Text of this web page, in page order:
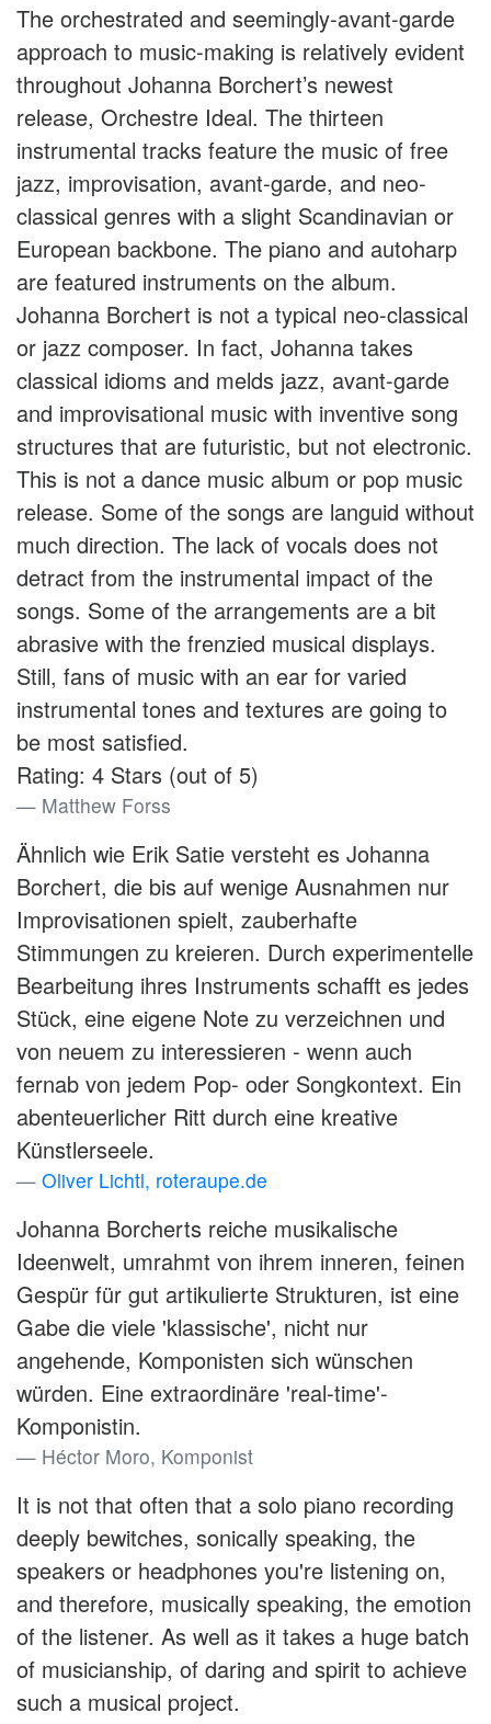
The orchestrated and seemingly-avant-garde
approach to music-making is relatively evident
throughout Johanna Borchert’s newest
release, Orchestre Ideal. The thirteen
instrumental tracks feature the music of free
jazz, improvisation, avant-garde, and neo-
classical genres with a slight Scandinavian or
European backbone. The piano and autoharp
are featured instruments on the album.
Johanna Borchert is not a typical neo-classical
or jazz composer. In fact, Johanna takes
classical idioms and melds jazz, avant-garde
and improvisational music with inventive song
structures that are futuristic, but not electronic.
This is not a dance music album or pop music
release. Some of the songs are languid without
much direction. The lack of vocals does not
detract from the instrumental impact of the
songs. Some of the arrangements are a bit
abrasive with the frenzied musical displays.
Still, fans of music with an ear for varied
instrumental tones and textures are going to
be most satisfied.
Rating: 4 Stars (out of 5)
Matthew Forss
Ähnlich wie Erik Satie versteht es Johanna
Borchert, die bis auf wenige Ausnahmen nur
Improvisationen spielt, zauberhafte
Stimmungen zu kreieren. Durch experimentelle
Bearbeitung ihres Instruments schafft es jedes
Stück, eine eigene Note zu verzeichnen und
von neuem zu interessieren - wenn auch
fernab von jedem Pop- oder Songkontext. Ein
abenteuerlicher Ritt durch eine kreative
Künstlerseele.
Oliver Lichtl, roteraupe.de
Johanna Borcherts reiche musikalische
Ideenwelt, umrahmt von ihrem inneren, feinen
Gespür für gut artikulierte Strukturen, ist eine
Gabe die viele 'klassische', nicht nur
angehende, Komponisten sich wünschen
würden. Eine extraordinäre 'real-time'-
Komponistin.
Héctor Moro, Komponist
It is not that often that a solo piano recording
deeply bewitches, sonically speaking, the
speakers or headphones you're listening on,
and therefore, musically speaking, the emotion
of the listener. As well as it takes a huge batch
of musicianship, of daring and spirit to achieve
such a musical project.